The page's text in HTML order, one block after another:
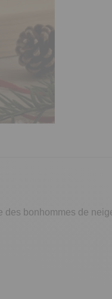
des bonhommes de